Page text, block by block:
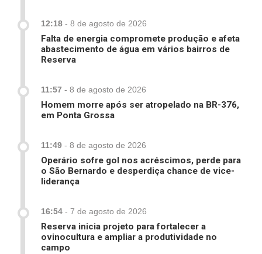
12:18 - 8 de agosto de 2026
Falta de energia compromete produção e afeta
abastecimento de água em vários bairros de
Reserva
11:57 - 8 de agosto de 2026
Homem morre após ser atropelado na BR-376,
em Ponta Grossa
11:49 - 8 de agosto de 2026
Operário sofre gol nos acréscimos, perde para
o São Bernardo e desperdiça chance de vice-
liderança
16:54 - 7 de agosto de 2026
Reserva inicia projeto para fortalecer a
ovinocultura e ampliar a produtividade no
campo